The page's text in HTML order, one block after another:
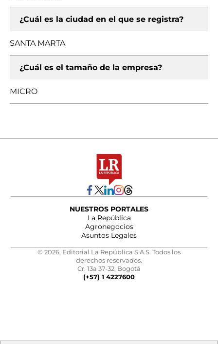
¿Cuál es la ciudad en el que se registra?
SANTA MARTA
¿Cuál es el tamaño de la empresa?
MICRO
NUESTROS PORTALES
La República
Agronegocios
Asuntos Legales
© 2026, Editorial La República S.A.S. Todos los
derechos reservados.
Cr. 13a 37-32, Bogotá
(+57) 1 4227600